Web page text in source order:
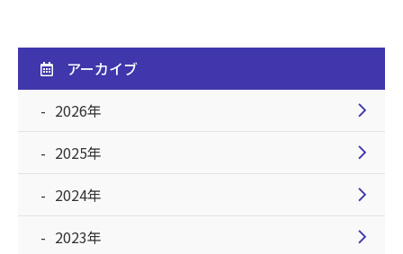
アーカイブ
2026年
chevron_right
2025年 chevron_right
2024年 chevron_right
2023年 chevron_right